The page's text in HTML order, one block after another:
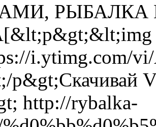
РЫБАЛКА
i.ytimg.com/
http://rybalka-